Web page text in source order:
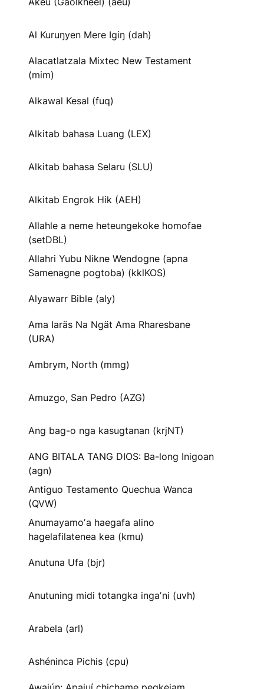
Al Kuruŋyen Mere Igiŋ (dah)
Alacatlatzala Mixtec New Testament
(mim)
Alkawal Kesal (fuq)
Alkitab bahasa Luang (LEX)
Alkitab bahasa Selaru (SLU)
Alkitab Engrok Hik (AEH)
Allahle a neme heteungekoke homofae
(setDBL)
Allahri Yubu Nikne Wendogne (apna
Samenagne pogtoba) (kklKOS)
Alyawarr Bible (aly)
Ama Iaräs Na Ngät Ama Rharesbane
(URA)
Ambrym, North (mmg)
Amuzgo, San Pedro (AZG)
Ang bag-o nga kasugtanan (krjNT)
ANG BITALA TANG DIOS: Ba-long Inigoan
(agn)
Antiguo Testamento Quechua Wanca
(QVW)
Anumayamoʼa haegafa alino
hagelafilatenea kea (kmu)
Anutuna Ufa (bjr)
Anutuning midi totangka ingaʼni (uvh)
Arabela (arl)
Ashéninca Pichis (cpu)